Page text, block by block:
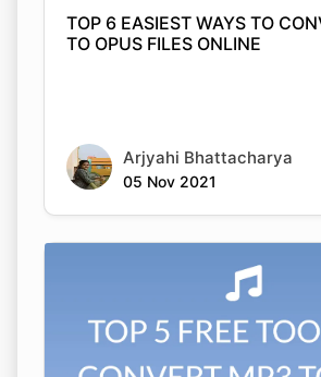
TOP 6 EASIEST WAYS TO
TO OPUS FILES ONLINE
Arjyahi Bhattacharya
05 Nov 2021